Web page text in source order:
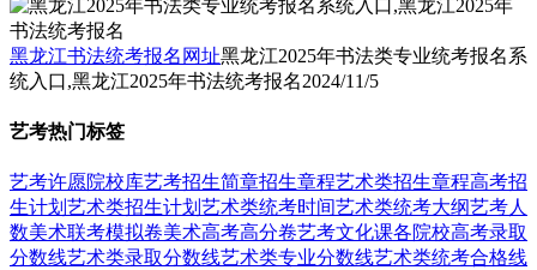
黑龙江书法统考报名网址黑龙江2025年书法类专业统考报名系
统入口,黑龙江2025年书法统考报名2024/11/5
艺考热门标签
艺考许愿院校库艺考招生简章招生章程艺术类招生章程高考招
生计划 艺术类招生计划 艺术类统考时间艺术类统考大纲艺考人
数美术联考模拟卷美术高考高分卷艺考文化课各院校高考录取
分数线艺术类录取分数线艺术类专业分数线艺术类统考合格线